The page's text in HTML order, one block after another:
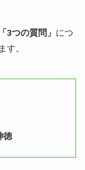
3つの質問」 につ
す。
徳